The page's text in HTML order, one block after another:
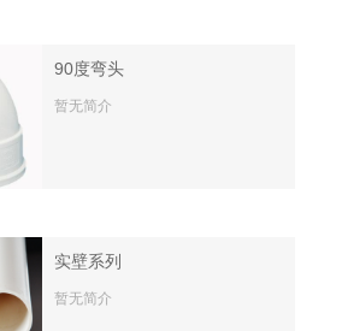
90度弯头
暂无简介
实壁系列
暂无简介